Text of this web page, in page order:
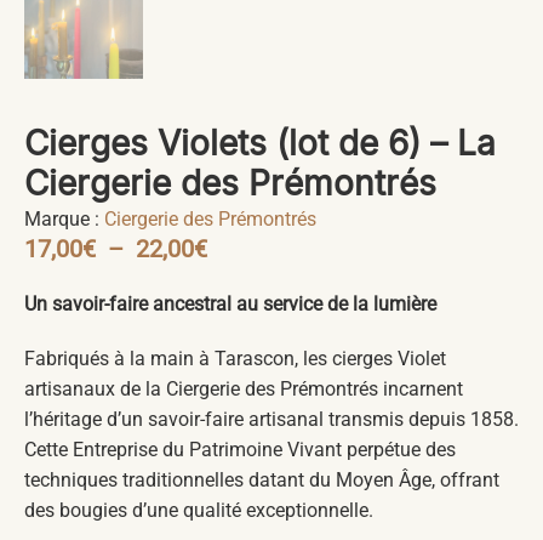
Cierges Violets (lot de 6) – La
Ciergerie des Prémontrés
Marque : Ciergerie des Prémontrés
17,00€ – 22,00€
Un savoir-faire ancestral au service de la lumière
Fabriqués à la main à Tarascon, les cierges Violet
artisanaux de la Ciergerie des Prémontrés incarnent
l’héritage d’un savoir-faire artisanal transmis depuis 1858.
Cette Entreprise du Patrimoine Vivant perpétue des
techniques traditionnelles datant du Moyen Âge, offrant
des bougies d’une qualité exceptionnelle.